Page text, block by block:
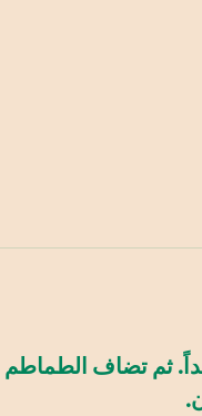
ثم تضاف الطماطم